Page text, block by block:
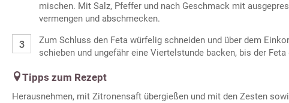
mischen. Mit Salz, Pfeffer und nach Geschmack mit
vermengen und abschmecken.
Zum Schluss den Feta würfelig schneiden und über dem
schieben und ungefähr eine Viertelstunde backen, bis der
Tipps zum Rezept
Herausnehmen, mit Zitronensaft übergießen und mit den Zesten